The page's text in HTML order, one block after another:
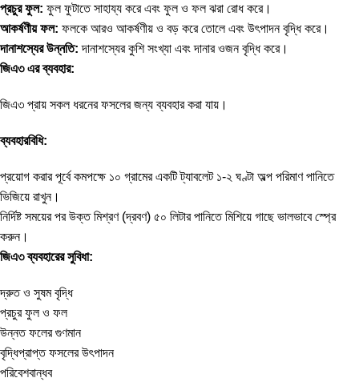
প্রচুর ফুল: ফুল ফুটাতে সাহায্য করে এবং ফুল ও ফল ঝরা রোধ করে।
আকর্ষণীয় ফল: ফলকে আরও আকর্ষণীয় ও বড় করে তোলে এবং উৎপাদন বৃদ্ধি করে।
দানাশস্যের উন্নতি: দানাশস্যের কুশি সংখ্যা এবং দানার ওজন বৃদ্ধি করে।
জিএ৩ এর ব্যবহার:
জিএ৩ প্রায় সকল ধরনের ফসলের জন্য ব্যবহার করা যায়।
ব্যবহারবিধি:
প্রয়োগ করার পূর্বে কমপক্ষে ১০ গ্রামের একটি ট্যাবলেট ১-২ ঘণ্টা অল্প পরিমাণ পানিতে
ভিজিয়ে রাখুন।
নির্দিষ্ট সময়ের পর উক্ত মিশ্রণ (দ্রবণ) ৫০ লিটার পানিতে মিশিয়ে গাছে ভালভাবে স্প্রে
করুন।
জিএ৩ ব্যবহারের সুবিধা:
দ্রুত ও সুষম বৃদ্ধি
প্রচুর ফুল ও ফল
উন্নত ফলের গুণমান
বৃদ্ধিপ্রাপ্ত ফসলের উৎপাদন
পরিবেশবান্ধব